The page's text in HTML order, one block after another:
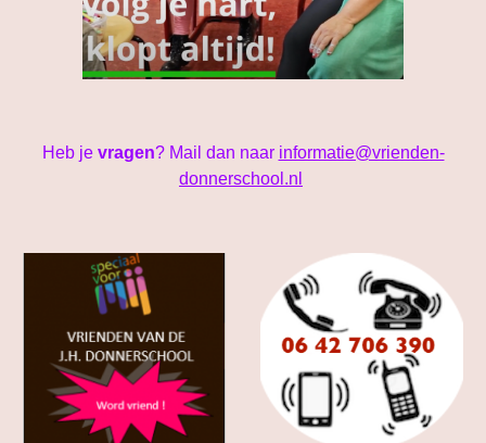
Heb je vragen? Mail dan naar informatie@vrienden-
donnerschool.nl